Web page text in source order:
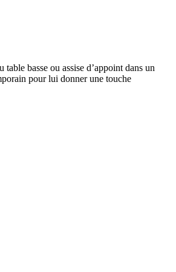
basse ou assise d’appoint dans un
pour lui donner une touche